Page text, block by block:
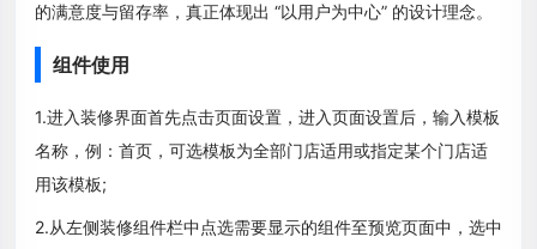
的满意度与留存率，真正体现出 “以用户为中心” 的设计理念。
组件使用
1.进入装修界面首先点击页面设置，进入页面设置后，输入模板
名称，例：首页，可选模板为全部门店适用或指定某个门店适
用该模板;
2.从左侧装修组件栏中点选需要显示的组件至预览页面中，选中